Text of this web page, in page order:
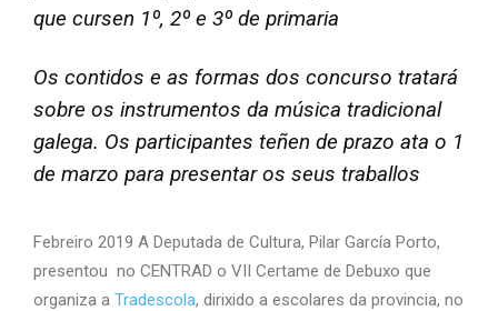
que cursen 1º, 2º e 3º de primaria
Os contidos e as formas dos concurso tratará
sobre os instrumentos da música tradicional
galega. Os participantes teñen de prazo ata o 1
de marzo para presentar os seus traballos
Febreiro 2019 A Deputada de Cultura, Pilar García Porto,
presentou no CENTRAD o VII Certame de Debuxo que
organiza a Tradescola, dirixido a escolares da provincia, no